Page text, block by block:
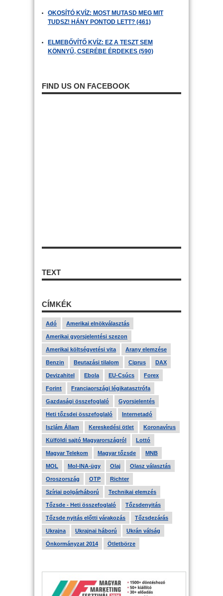
OKOSÍTÓ KVÍZ: MOST MUTASD MEG MIT
TUDSZ! HÁNY PONTOD LETT? (461)
ELMEBŐVÍTŐ KVÍZ: EZ A TESZT SEM
KÖNNYŰ, CSERÉBE ÉRDEKES (590)
FIND US ON FACEBOOK
TEXT
CÍMKÉK
Adó Amerikai elnökválasztás
Amerikai gyorsjelentési szezon
Amerikai költségvetési vita Arany elemzése
Benzin Beutazási tilalom Ciprus DAX
Devizahitel Ebola EU-Csúcs Forex
Forint Franciaországi légikatasztrófa
Gazdasági összefoglaló Gyorsjelentés
Heti tőzsdei összefoglaló Internetadó
Iszlám Állam Kereskedési ötlet Koronavírus
Külföldi sajtó Magyarországról Lottó
Magyar Telekom Magyar tőzsde MNB
MOL Mol-INA-ügy Olaj Olasz választás
Oroszország OTP Richter
Szíriai polgárháború Technikai elemzés
Tőzsde - Heti összefoglaló Tőzsdenyitás
Tőzsde nyitás előtti várakozás Tőzsdezárás
Ukrajna Ukrajnai háború Ukrán válság
Önkormányzat 2014 Ötletbörze